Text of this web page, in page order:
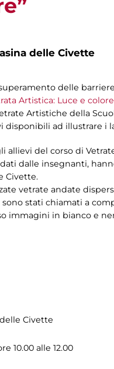
delle Civette
delle
Artistica: Luce e colore
Artistiche della
disponibili ad illustrare i
allievi del corso di
dalle insegnanti,
Civette.
vetrate andate
sono stati chiamati a
immagini in bianco e
Civette
10.00 alle 12.00